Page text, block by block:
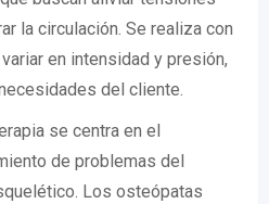
la circulación. Se realiza con
en intensidad y presión,
del cliente.
se centra en el
de problemas del
Los osteópatas